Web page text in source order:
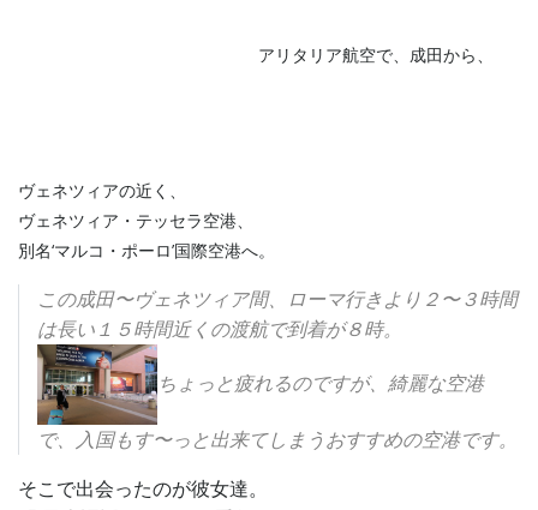
アリタリア航空で、成田から、
ヴェネツィアの近く、
ヴェネツィア・テッセラ空港、
別名‘マルコ・ポーロ’国際空港へ。
この成田〜ヴェネツィア間、ローマ行きより２〜３時間
は長い１５時間近くの渡航で到着が８時。
ちょっと疲れるのですが、綺麗な空港
で、入国もす〜っと出来てしまうおすすめの空港です。
そこで出会ったのが彼女達。